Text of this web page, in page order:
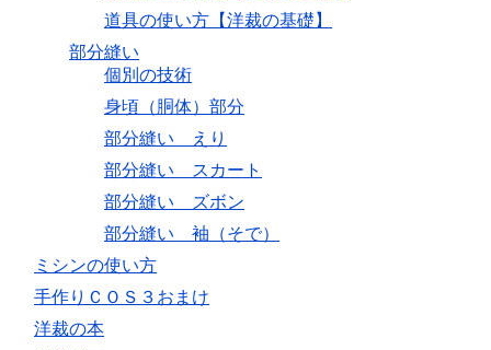
道具の使い方【洋裁の基礎】
部分縫い
個別の技術
身頃（胴体）部分
部分縫い えり
部分縫い スカート
部分縫い ズボン
部分縫い 袖（そで）
ミシンの使い方
手作りＣＯＳ３おまけ
洋裁の本